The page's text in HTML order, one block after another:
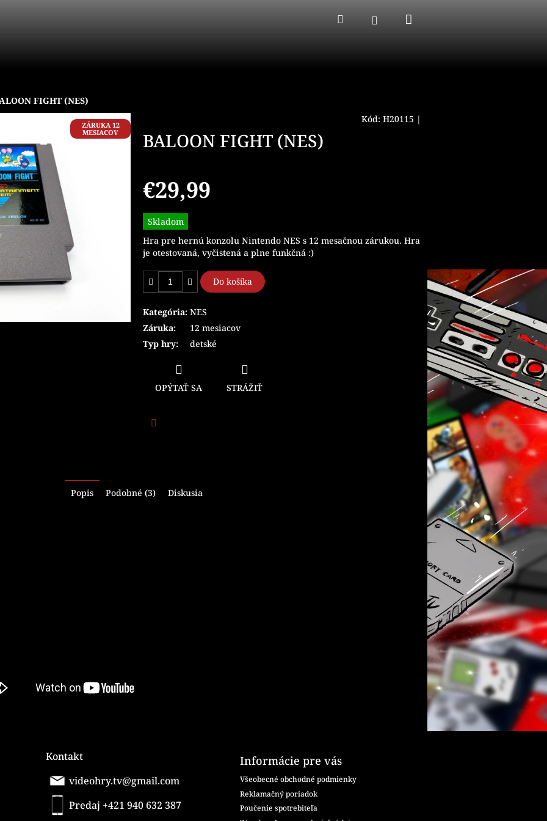
Hľadať Prihlásenie
FIGHT (NES)
ZÁRUKA 12
MESIACOV
Kód: H20115 |
BALOON FIGHT (NES)
€29,99
Jednotková
cena:
Skladom
Hra pre hernú konzolu Nintendo NES s 12 mesačnou zárukou. Hra
je otestovaná, vyčistená a plne funkčná :)
Do košíka
Kategória: NES
Záruka:
12 mesiacov
Typ hry: detské
OPÝTAŤ SA STRÁŽIŤ
Popis Podobné (3) Diskusia
Kontakt
videohry.tv@gmail.com
Predaj +421 940 632 387
Informácie pre vás
Všeobecné obchodné podmienky
Reklamačný poriadok
Poučenie spotrebiteľa